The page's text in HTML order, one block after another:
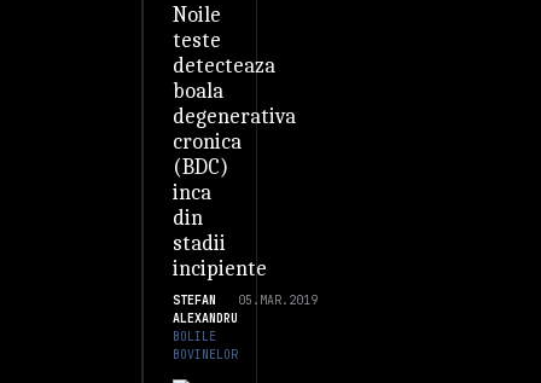
Noile
teste
detecteaza
boala
degenerativa
cronica
(BDC)
inca
din
stadii
incipiente
STEFAN
ALEXANDRU
05.MAR.2019
BOLILE
BOVINELOR